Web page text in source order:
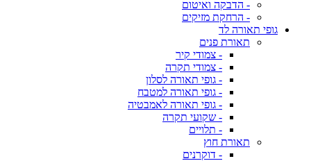
- הדבקה ואיטום
- הרחקת מזיקים
גופי תאורה לד
תאורת פנים
- צמודי קיר
- צמודי תקרה
- גופי תאורה לסלון
- גופי תאורה למטבח
- גופי תאורה לאמבטיה
- שקועי תקרה
- תלויים
תאורת חוץ
- דוקרנים